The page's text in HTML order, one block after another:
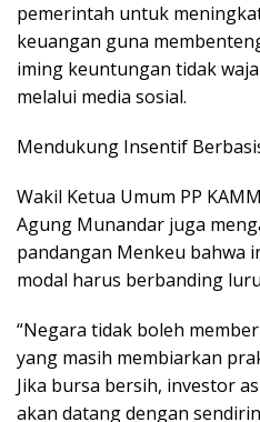
pemerintah untuk
keuangan guna
iming keuntungan tidak
melalui media sosial.
Mendukung Insentif
Wakil Ketua Umum PP
Agung Munandar juga
pandangan Menkeu bahwa
modal harus berbanding
“Negara tidak boleh
yang masih membiarkan
Jika bursa bersih, investor
akan datang dengan